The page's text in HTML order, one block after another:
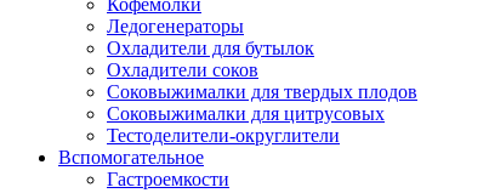
Ледогенераторы
Охладители для бутылок
Охладители соков
Соковыжималки для твердых плодов
Соковыжималки для цитрусовых
Тестоделители-округлители
Вспомогательное
Гастроемкости